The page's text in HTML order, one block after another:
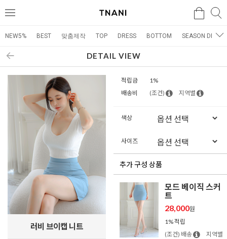
메
검색
NEW5% BEST 맞춤제작 TOP DRESS BOTTOM SEASON DRESS
DETAIL VIEW
러비 브이캡 니트
적립금
1%
배송비
(조건) 지역별
색상
사이즈
추가 구성 상품
모드 베이직 스커
트
28,000원
1% 적립
(조건) 배송
지역별